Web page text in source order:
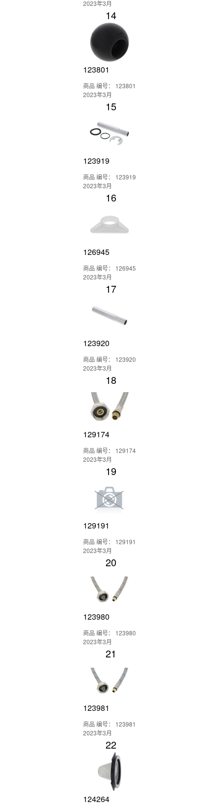
2023年3月
14
123801
商品 编号： 123801
2023年3月
15
123919
商品 编号： 123919
2023年3月
16
126945
商品 编号： 126945
2023年3月
17
123920
商品 编号： 123920
2023年3月
18
129174
商品 编号： 129174
2023年3月
19
129191
商品 编号： 129191
2023年3月
20
123980
商品 编号： 123980
2023年3月
21
123981
商品 编号： 123981
2023年3月
22
124264